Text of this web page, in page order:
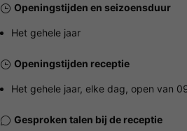
Openingstijden en seizoensduur
Het gehele jaar
Openingstijden receptie
Het gehele jaar, elke dag, open van
Gesproken talen bij de receptie